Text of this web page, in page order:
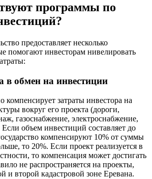
программы по
предоставляет несколько
помогают инвесторам нивелировать
в обмен на инвестиции
компенсирует затраты инвестора на
вокруг его проекта (дороги,
газоснабжение, электроснабжение,
объем инвестиций составляет до
компенсируют 10% от суммы
то 20%. Если проект реализуется в
то компенсация может достигать
не распространяется на проекты,
и второй кадастровой зоне Еревана.